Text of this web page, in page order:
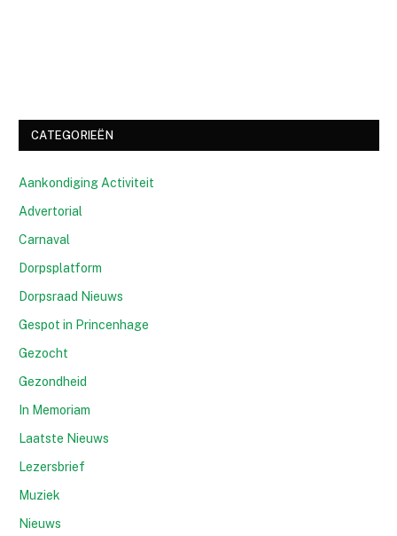
CATEGORIEËN
Aankondiging Activiteit
Advertorial
Carnaval
Dorpsplatform
Dorpsraad Nieuws
Gespot in Princenhage
Gezocht
Gezondheid
In Memoriam
Laatste Nieuws
Lezersbrief
Muziek
Nieuws